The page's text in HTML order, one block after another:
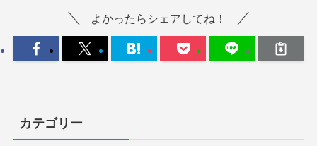
よかったらシェアしてね！
カテゴリー